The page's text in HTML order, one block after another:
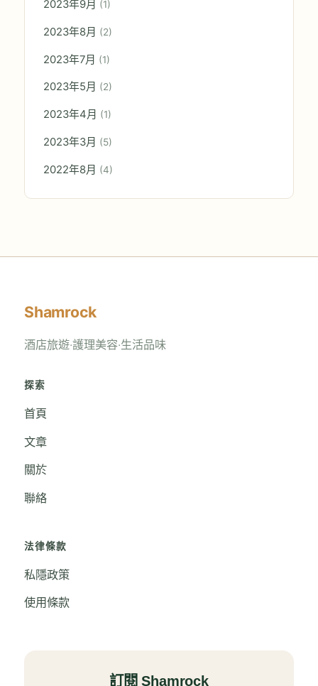
2023年9月 (1)
2023年8月 (2)
2023年7月 (1)
2023年5月 (2)
2023年4月 (1)
2023年3月 (5)
2022年8月 (4)
Shamrock
酒店旅遊‧護理美容‧生活品味
探索
首頁
文章
關於
聯絡
法律條款
私隱政策
使用條款
訂閱 Shamrock